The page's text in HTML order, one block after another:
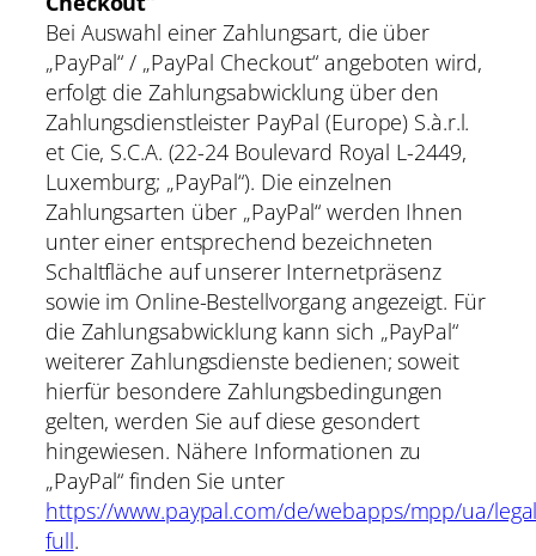
Bei Auswahl einer Zahlungsart, die über
„PayPal“ / „PayPal Checkout“ angeboten wird,
erfolgt die Zahlungsabwicklung über den
Zahlungsdienstleister PayPal (Europe) S.à.r.l.
et Cie, S.C.A. (22-24 Boulevard Royal L-2449,
Luxemburg; „PayPal“). Die einzelnen
Zahlungsarten über „PayPal“ werden Ihnen
unter einer entsprechend bezeichneten
Schaltfläche auf unserer Internetpräsenz
sowie im Online-Bestellvorgang angezeigt. Für
die Zahlungsabwicklung kann sich „PayPal“
weiterer Zahlungsdienste bedienen; soweit
hierfür besondere Zahlungsbedingungen
gelten, werden Sie auf diese gesondert
hingewiesen. Nähere Informationen zu
„PayPal“ finden Sie unter
https://www.paypal.com/de/webapps/mpp/ua/
full.